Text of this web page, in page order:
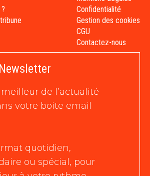
Confidentialité
Gestion des cookies
CGU
Contactez-nous
Newsletter
meilleur de l’actualité
votre boite email
quotidien,
ou spécial, pour